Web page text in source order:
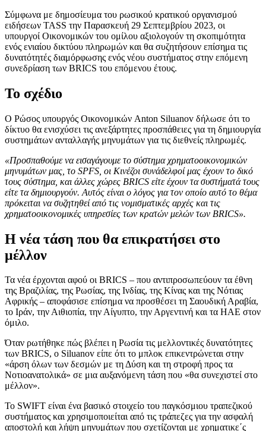
Σύμφωνα με δημοσίευμα του ρωσικού κρατικού οργανισμού
ειδήσεων TASS την Παρασκευή 29 Σεπτεμβρίου 2023, οι
υπουργοί Οικονομικών του ομίλου αξιολογούν τη σκοπιμότητα
ενός ενιαίου δικτύου πληρωμών και θα συζητήσουν επίσημα τις
δυνατότητές διαμόρφωσης ενός νέου συστήματος στην επόμενη
συνεδρίαση των BRICS του επόμενου έτους.
Το σχέδιο
Ο Ρώσος υπουργός Οικονομικών Anton Siluanov δήλωσε ότι το
δίκτυο θα ενισχύσει τις ανεξάρτητες προσπάθειες για τη δημιουργία
συστημάτων ανταλλαγής μηνυμάτων για τις διεθνείς πληρωμές.
«Προσπαθούμε να εισαγάγουμε το σύστημα χρηματοοικονομικών
μηνυμάτων μας, το SPFS, οι Κινέζοι συνάδελφοί μας έχουν το δικό
τους σύστημα, και άλλες χώρες BRICS είτε έχουν τα συστήματά τους
είτε τα δημιουργούν. Αυτός είναι ο λόγος για τον οποίο αυτό το θέμα
πρόκειται να συζητηθεί από τις νομισματικές αρχές και τις
χρηματοοικονομικές υπηρεσίες των κρατών μελών των BRICS».
Η νέα τάση που θα επικρατήσει στο
μέλλον
Τα νέα έρχονται αφού οι BRICS – που αντιπροσωπεύουν τα έθνη
της Βραζιλίας, της Ρωσίας, της Ινδίας, της Κίνας και της Νότιας
Αφρικής – αποφάσισε επίσημα να προσθέσει τη Σαουδική Αραβία,
το Ιράν, την Αιθιοπία, την Αίγυπτο, την Αργεντινή και τα ΗΑΕ στον
όμιλο.
Όταν ρωτήθηκε πώς βλέπει η Ρωσία τις μελλοντικές δυνατότητες
των BRICS, ο Siluanov είπε ότι το μπλοκ επικεντρώνεται στην
«άρση όλων των δεσμών με τη Δύση και τη στροφή προς τα
Νοτιοανατολικά» σε μια αυξανόμενη τάση που «θα συνεχιστεί στο
μέλλον».
Το SWIFT είναι ένα βασικό στοιχείο του παγκόσμιου τραπεζικού
συστήματος και χρησιμοποιείται από τις τράπεζες για την ασφαλή
αποστολή και λήψη μηνυμάτων που σχετίζονται με χρηματικε΄ς